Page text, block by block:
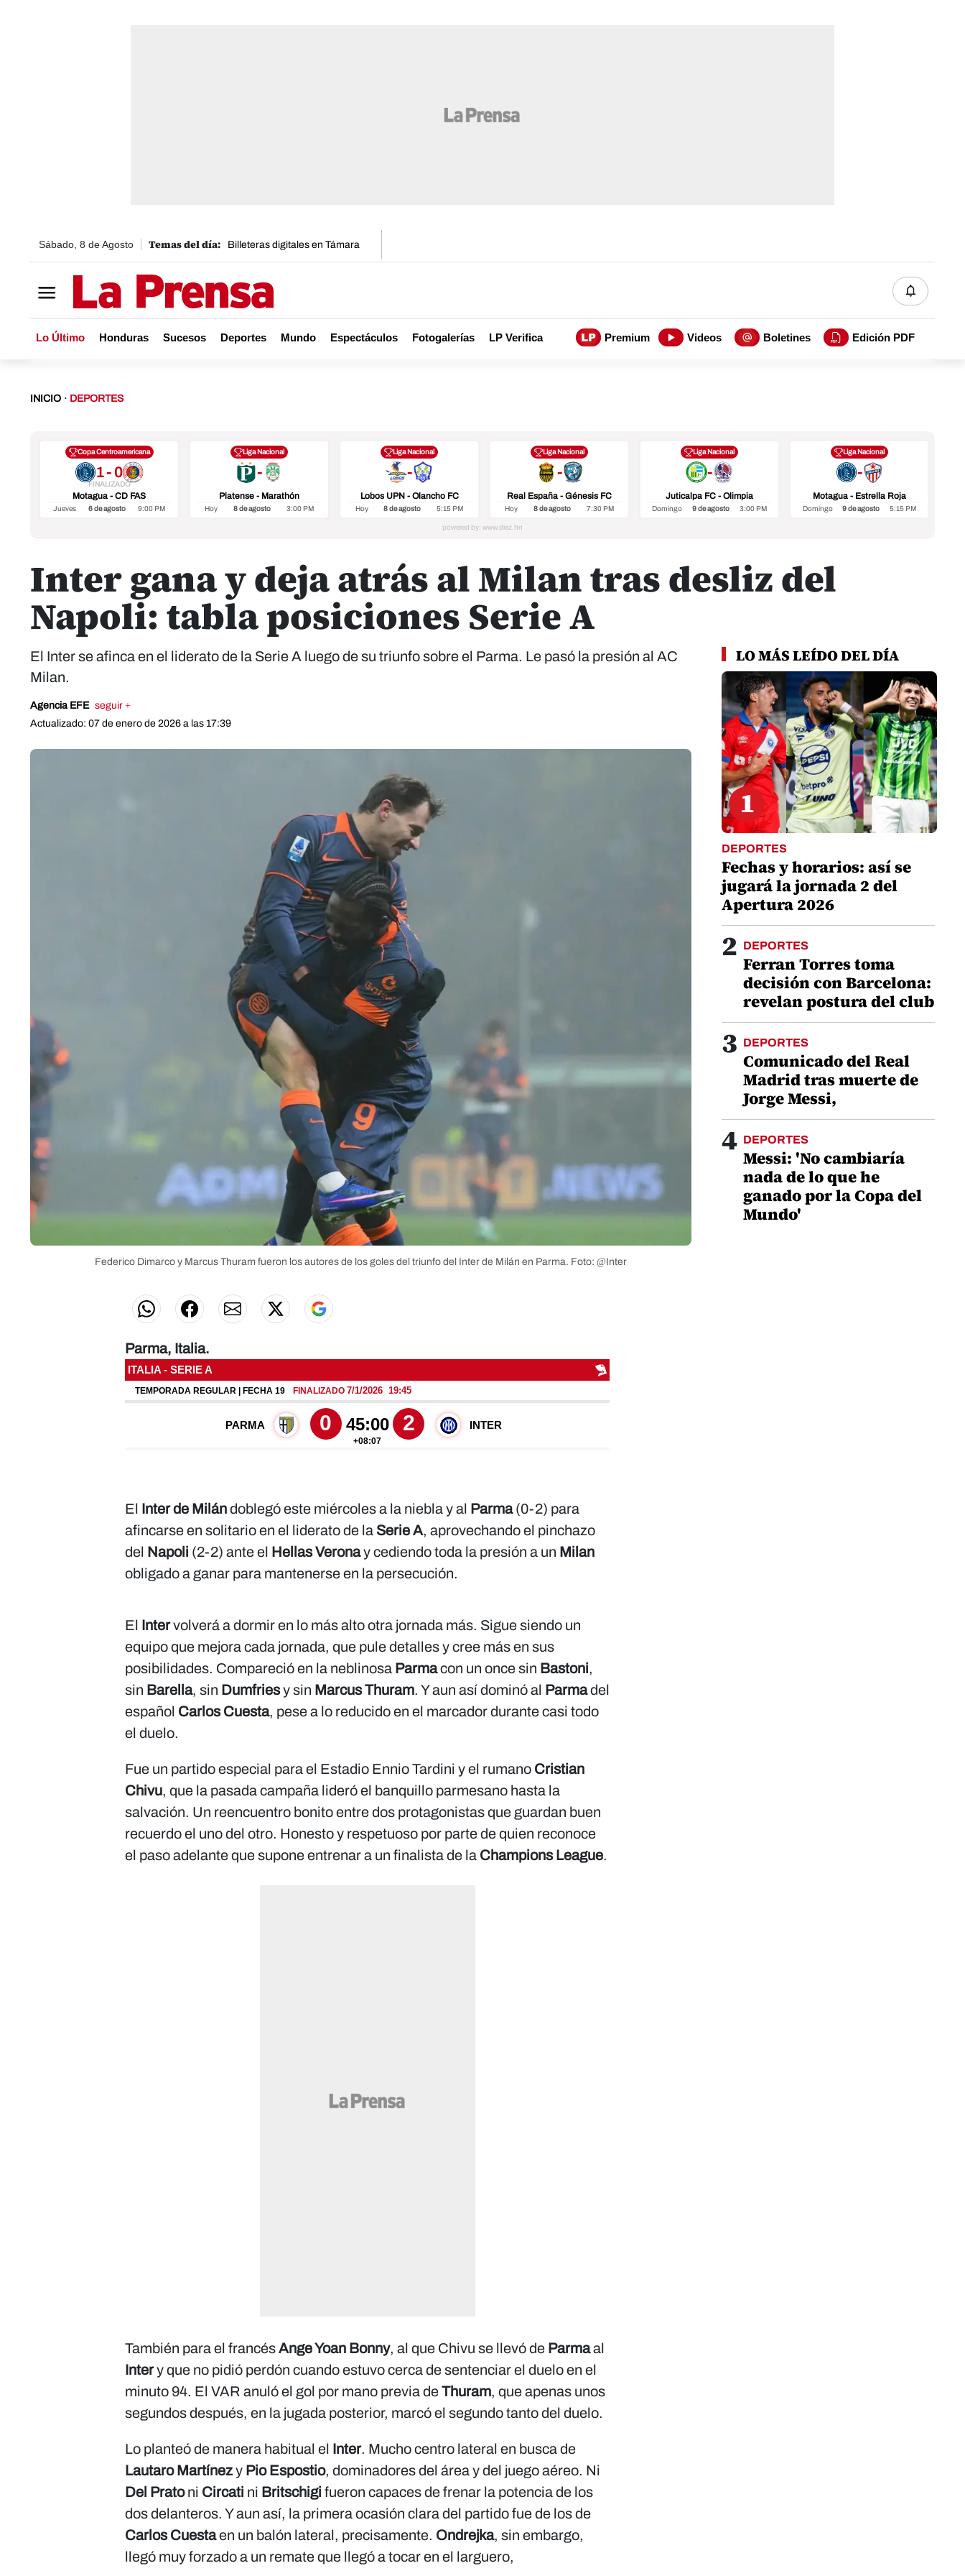
Sábado, 8 de Agosto Billeteras digitales en Támara
Lo Último Honduras Sucesos Deportes Mundo Espectáculos Fotogalerías LP Verifica Premium Videos Boletines Edición PDF
INICIO · DEPORTES
Copa Centroamericana
1 - 0
FINALIZADO
Motagua - CD FAS
Jueves 6 de agosto 9:00 PM
Liga Nacional
-
Platense - Marathón
Hoy 8 de agosto 3:00 PM
Liga Nacional
-
Lobos UPN - Olancho FC
Hoy 8 de agosto 5:15 PM
Liga Nacional
-
Real España - Génesis FC
Hoy 8 de agosto 7:30 PM
Liga Nacional
-
Juticalpa FC - Olimpia
Domingo 9 de agosto 3:00 PM
Liga Nacional
-
Motagua - Estrella Roja
Domingo 9 de agosto 5:15 PM
Inter gana y deja atrás al Milan tras desliz del
Napoli: tabla posiciones Serie A
El Inter se afinca en el liderato de la Serie A luego de su triunfo sobre el Parma. Le pasó la presión al AC
Milan.
Agencia EFE seguir +
Actualizado: 07 de enero de 2026 a las 17:39
Federico Dimarco y Marcus Thuram fueron los autores de los goles del triunfo del Inter de Milán en Parma. Foto: @Inter
Parma, Italia.
El Inter de Milándoblegó este miércoles a la niebla y al Parma(0-2) para
afincarse en solitario en el liderato de la Serie A, aprovechando el pinchazo
del Napoli (2-2) ante el Hellas Veronay cediendo toda la presión a un Milan
obligado a ganar para mantenerse en la persecución.
El Intervolverá a dormir en lo más alto otra jornada más. Sigue siendo un
equipo que mejora cada jornada, que pule detalles y cree más en sus
posibilidades. Compareció en la neblinosa Parmacon un once sin Bastoni,
sin Barella, sin Dumfriesy sin Marcus Thuram. Y aun así dominó al Parmadel
español Carlos Cuesta, pese a lo reducido en el marcador durante casi todo
el duelo.
Fue un partido especial para el Estadio Ennio Tardini y el rumano Cristian
Chivu, que la pasada campaña lideró el banquillo parmesano hasta la
salvación. Un reencuentro bonito entre dos protagonistas que guardan buen
recuerdo el uno del otro. Honesto y respetuoso por parte de quien reconoce
el paso adelante que supone entrenar a un finalista de la Champions League.
También para el francésAnge Yoan Bonny, al que Chivu se llevó de Parmaal
Intery que no pidió perdón cuando estuvo cerca de sentenciar el duelo en el
minuto 94. El VAR anuló el gol por mano previa deThuram, que apenas unos
segundos después, en la jugada posterior, marcó el segundo tanto del duelo.
Lo planteó de manera habitual el Inter. Mucho centro lateral en busca de
Lautaro Martínezy Pio Espostio, dominadores del área y del juego aéreo. Ni
Del Pratoni Circati ni Britschigi fueron capaces de frenar la potencia de los
dos delanteros. Y aun así, la primera ocasión clara del partido fue de los de
Carlos Cuestaen un balón lateral, precisamente. Ondrejka, sin embargo,
llegó muy forzado a un remate que llegó a tocar en el larguero,
LO MÁS LEÍDO DEL DÍA
1
DEPORTES
Fechas y horarios: así se
jugará la jornada 2 del
Apertura 2026
2 DEPORTES
Ferran Torres toma
decisión con Barcelona:
revelan postura del club
3 DEPORTES
Comunicado del Real
Madrid tras muerte de
Jorge Messi,
4 DEPORTES
Messi: 'No cambiaría
nada de lo que he
ganado por la Copa del
Mundo'